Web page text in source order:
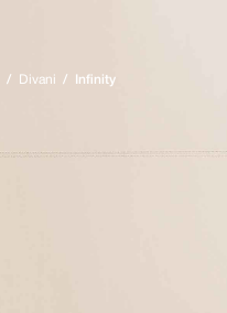
/ Divani / Infinity